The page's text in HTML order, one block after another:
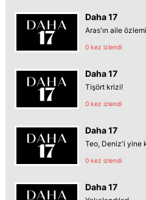
Daha 17
Aras'ın aile
0 kez izlendi
Daha 17
Tişört krizi!
0 kez izlendi
Daha 17
Teo, Deniz'i yine
0 kez izlendi
Daha 17